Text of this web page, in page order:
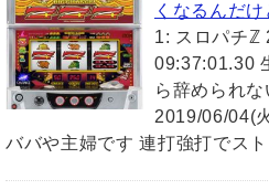
くなるんだ
1: スロパチℤ
09:37:01.30
ら辞められ
2019/06/04(
ババや主婦です 連打強打でス